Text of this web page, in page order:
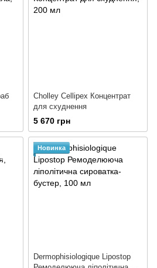
Cholley Cellipex Концентрат
для схуднення
5 670 грн
Новинка
Dermophisiologique Lipostop